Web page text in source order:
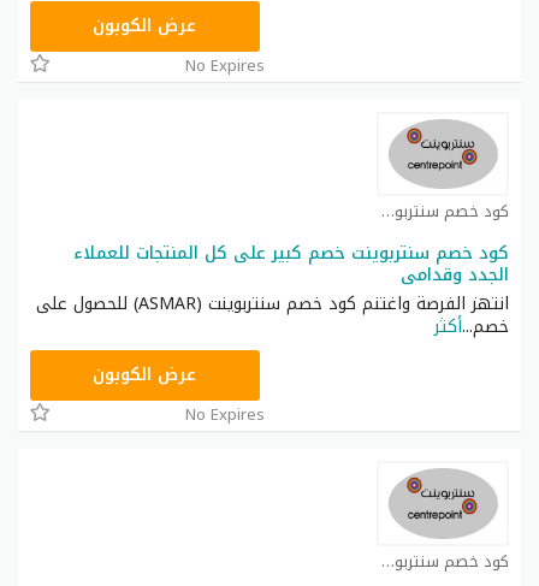
ASMARعرض الكوبون
No Expires
كود خصم سنتربوينت كوبون
كود خصم سنتربوينت خصم كبير على كل المنتجات للعملاء
الجدد وقدامى
انتهز الفرصة واغتنم كود خصم سنتربوينت (ASMAR) للحصول على
خصم...أكثر
ASMARعرض الكوبون
No Expires
كود خصم سنتربوينت كوبون